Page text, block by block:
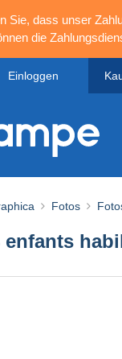
Sie, dass unser
die
Einloggen
Fotos